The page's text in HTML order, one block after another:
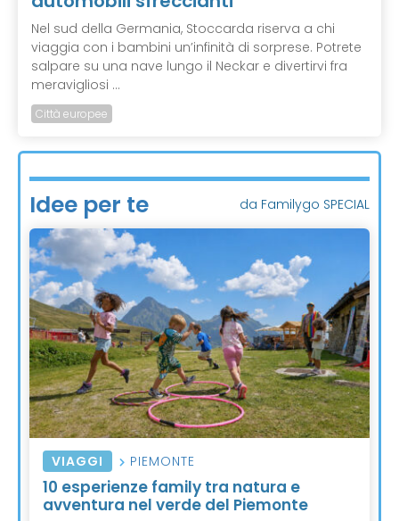
Nel sud della Germania, Stoccarda riserva a chi
viaggia con i bambini un’infinità di sorprese. Potrete
salpare su una nave lungo il Neckar e divertirvi fra
meravigliosi ...
Città europee
Idee per te da Familygo SPECIAL
VIAGGI PIEMONTE
10 esperienze family tra natura e
avventura nel verde del Piemonte